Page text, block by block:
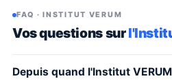
FAQ · INSTITUT VERUM
Vos questions sur
Depuis quand l'Institut